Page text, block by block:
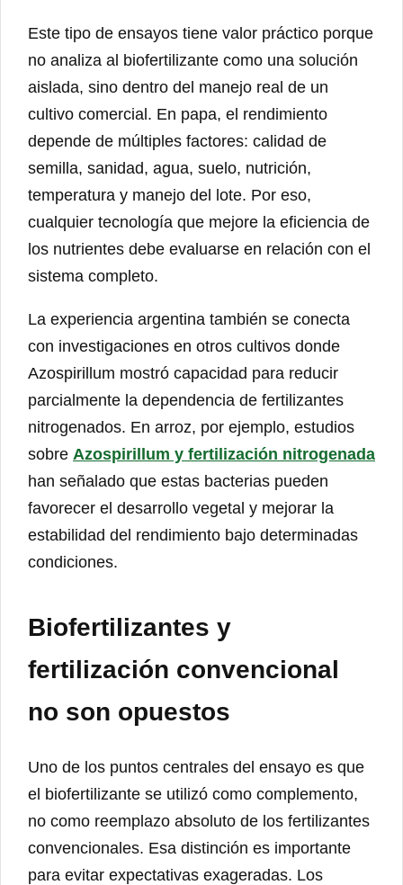
Este tipo de ensayos tiene valor práctico porque
no analiza al biofertilizante como una solución
aislada, sino dentro del manejo real de un
cultivo comercial. En papa, el rendimiento
depende de múltiples factores: calidad de
semilla, sanidad, agua, suelo, nutrición,
temperatura y manejo del lote. Por eso,
cualquier tecnología que mejore la eficiencia de
los nutrientes debe evaluarse en relación con el
sistema completo.
La experiencia argentina también se conecta
con investigaciones en otros cultivos donde
Azospirillum mostró capacidad para reducir
parcialmente la dependencia de fertilizantes
nitrogenados. En arroz, por ejemplo, estudios
sobre Azospirillum y fertilización nitrogenada
han señalado que estas bacterias pueden
favorecer el desarrollo vegetal y mejorar la
estabilidad del rendimiento bajo determinadas
condiciones.
Biofertilizantes y
fertilización convencional
no son opuestos
Uno de los puntos centrales del ensayo es que
el biofertilizante se utilizó como complemento,
no como reemplazo absoluto de los fertilizantes
convencionales. Esa distinción es importante
para evitar expectativas exageradas. Los